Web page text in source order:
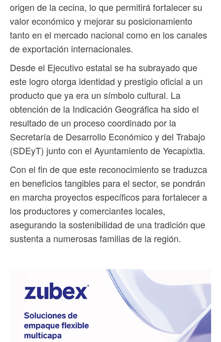
origen de la cecina, lo que permitirá fortalecer su
valor económico y mejorar su posicionamiento
tanto en el mercado nacional como en los canales
de exportación internacionales.
Desde el Ejecutivo estatal se ha subrayado que
este logro otorga identidad y prestigio oficial a un
producto que ya era un símbolo cultural. La
obtención de la Indicación Geográfica ha sido el
resultado de un proceso coordinado por la
Secretaría de Desarrollo Económico y del Trabajo
(SDEyT) junto con el Ayuntamiento de Yecapixtla.
Con el fin de que este reconocimiento se traduzca
en beneficios tangibles para el sector, se pondrán
en marcha proyectos específicos para fortalecer a
los productores y comerciantes locales,
asegurando la sostenibilidad de una tradición que
sustenta a numerosas familias de la región.